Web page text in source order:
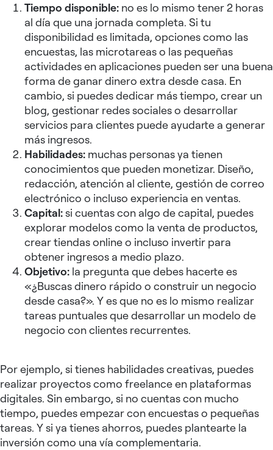
Tiempo disponible: no es lo mismo tener 2 horas
al día que una jornada completa. Si tu
disponibilidad es limitada, opciones como las
encuestas, las microtareas o las pequeñas
actividades en aplicaciones pueden ser una buena
forma de ganar dinero extra desde casa. En
cambio, si puedes dedicar más tiempo, crear un
blog, gestionar redes sociales o desarrollar
servicios para clientes puede ayudarte a generar
más ingresos.
Habilidades: muchas personas ya tienen
conocimientos que pueden monetizar. Diseño,
redacción, atención al cliente, gestión de correo
electrónico o incluso experiencia en ventas.
Capital:si cuentas con algo de capital, puedes
explorar modelos como la venta de productos,
crear tiendas online o incluso invertir para
obtener ingresos a medio plazo.
Objetivo: la pregunta que debes hacerte es
«¿Buscas dinero rápido o construir un negocio
desde casa?». Y es que no es lo mismo realizar
tareas puntuales que desarrollar un modelo de
negocio con clientes recurrentes.
Por ejemplo, si tienes habilidades creativas, puedes
realizar proyectos como freelance en plataformas
digitales. Sin embargo, si no cuentas con mucho
tiempo, puedes empezar con encuestas o pequeñas
tareas. Y si ya tienes ahorros, puedes plantearte la
inversión como una vía complementaria.